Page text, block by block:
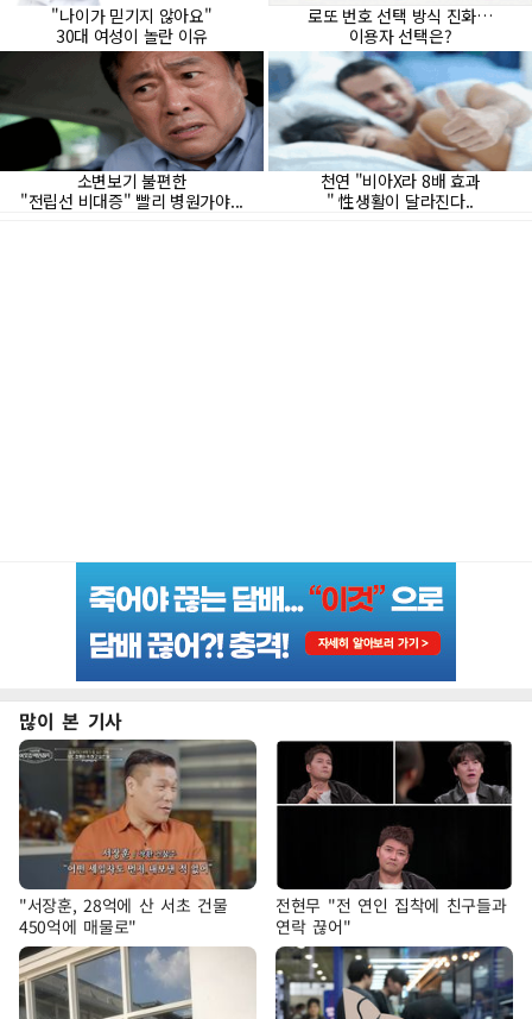
많이 본 기사
"서장훈, 28억에 산 서초 건물
450억에 매물로"
전현무 "전 연인 집착에 친구들과
연락 끊어"